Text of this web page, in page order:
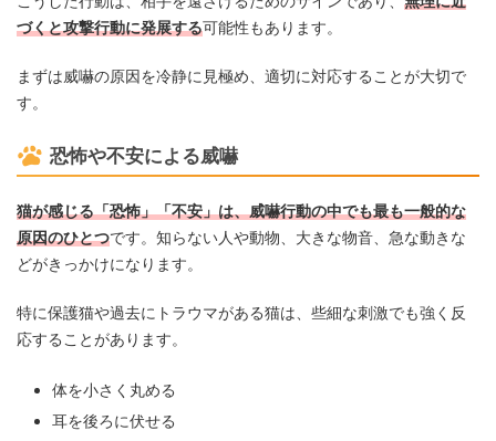
づくと攻撃行動に発展する可能性もあります。
まずは威嚇の原因を冷静に見極め、適切に対応することが大切で
す。
恐怖や不安による威嚇
猫が感じる「恐怖」「不安」は、威嚇行動の中でも最も一般的な
原因のひとつです。知らない人や動物、大きな物音、急な動きな
どがきっかけになります。
特に保護猫や過去にトラウマがある猫は、些細な刺激でも強く反
応することがあります。
体を小さく丸める
耳を後ろに伏せる